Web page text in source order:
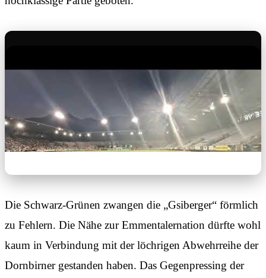
Die Schwarz-Grünen zwangen die „Gsiberger“ förmlich
zu Fehlern. Die Nähe zur Emmentalernation dürfte wohl
kaum in Verbindung mit der löchrigen Abwehrreihe der
Dornbirner gestanden haben. Das Gegenpressing der